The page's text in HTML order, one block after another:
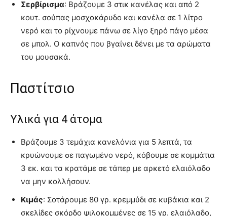
Σερβίρισμα: Βράζουμε 3 στικ κανέλας και από 2
κουτ. σούπας μοσχοκάρυδο και κανέλα σε 1 λίτρο
νερό και το ρίχνουμε πάνω σε λίγο ξηρό πάγο μέσα
σε μπολ. Ο καπνός που βγαίνει δένει με τα αρώματα
του μουσακά.
Παστίτσιο
Yλικά για 4 άτομα
Βράζουμε 3 τεμάχια κανελόνια για 5 λεπτά, τα
κρυώνουμε σε παγωμένο νερό, κόβουμε σε κομμάτια
3 εκ. και τα κρατάμε σε τάπερ με αρκετό ελαιόλαδο
να μην κολλήσουν.
Κιμάς: Σοτάρουμε 80 γρ. κρεμμύδι σε κυβάκια και 2
σκελίδες σκόρδο ψιλοκομμένες σε 15 γρ. ελαιόλαδο,